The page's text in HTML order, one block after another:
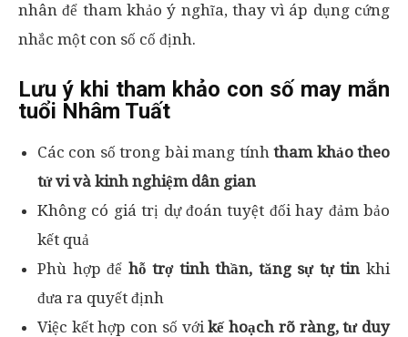
nhân để tham khảo ý nghĩa, thay vì áp dụng cứng
nhắc một con số cố định.
Lưu ý khi tham khảo con số may mắn
tuổi Nhâm Tuất
Các con số trong bài mang tínhtham khảo theo
tử vi và kinh nghiệm dân gian
Không có giá trị dự đoán tuyệt đối hay đảm bảo
kết quả
Phù hợp để hỗ trợ tinh thần, tăng sự tự tin khi
đưa ra quyết định
Việc kết hợp con số vớikế hoạch rõ ràng, tư duy